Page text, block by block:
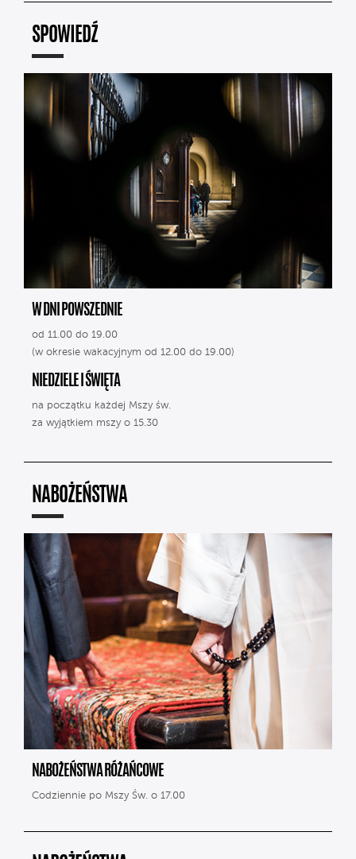
SPOWIEDŹ
W DNI POWSZEDNIE
od 11.00 do 19.00
(w okresie wakacyjnym od 12.00 do 19.00)
NIEDZIELE I ŚWIĘTA
na początku każdej Mszy św.
za wyjątkiem mszy o 15.30
NABOŻEŃSTWA
NABOŻEŃSTWA RÓŻAŃCOWE
Codziennie po Mszy Św. o 17.00